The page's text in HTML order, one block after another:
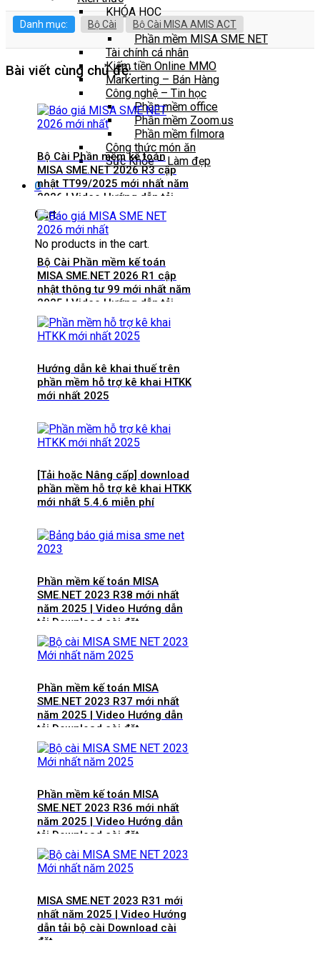
KHÓA HỌC
Đào Tạo Bán Hàng
Phần mềm MISA SME NET
Tài chính cá nhân
Kiếm tiền Online MMO
Markerting – Bán Hàng
Công nghệ – Tin học
Phần mềm office
Phần mềm Zoom.us
Phần mềm filmora
Công thức món ăn
Sức Khỏe – Làm đẹp
0
Cart
No products in the cart.
Danh mục: Bộ Cài Bộ Cài MISA AMIS ACT
Bài viết cùng chủ đề:
Bộ Cài Phần mềm kế toán
MISA SME.NET 2026 R3 cập
nhật TT99/2025 mới nhất năm
2026 | Video Hướng dẫn tải
Download cài đặt
Bộ Cài Phần mềm kế toán
MISA SME.NET 2026 R1 cập
nhật thông tư 99 mới nhất năm
2025 | Video Hướng dẫn tải
Download cài đặt
Hướng dẫn kê khai thuế trên
phần mềm hỗ trợ kê khai HTKK
mới nhất 2025
[Tải hoặc Nâng cấp] download
phần mềm hỗ trợ kê khai HTKK
mới nhất 5.4.6 miễn phí
Phần mềm kế toán MISA
SME.NET 2023 R38 mới nhất
năm 2025 | Video Hướng dẫn
tải Download cài đặt
Phần mềm kế toán MISA
SME.NET 2023 R37 mới nhất
năm 2025 | Video Hướng dẫn
tải Download cài đặt
Phần mềm kế toán MISA
SME.NET 2023 R36 mới nhất
năm 2025 | Video Hướng dẫn
tải Download cài đặt
MISA SME.NET 2023 R31 mới
nhất năm 2025 | Video Hướng
dẫn tải bộ cài Download cài
đặt